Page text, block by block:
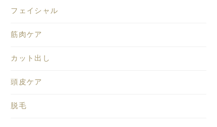
フェイシャル
筋肉ケア
カット出し
頭皮ケア
脱毛